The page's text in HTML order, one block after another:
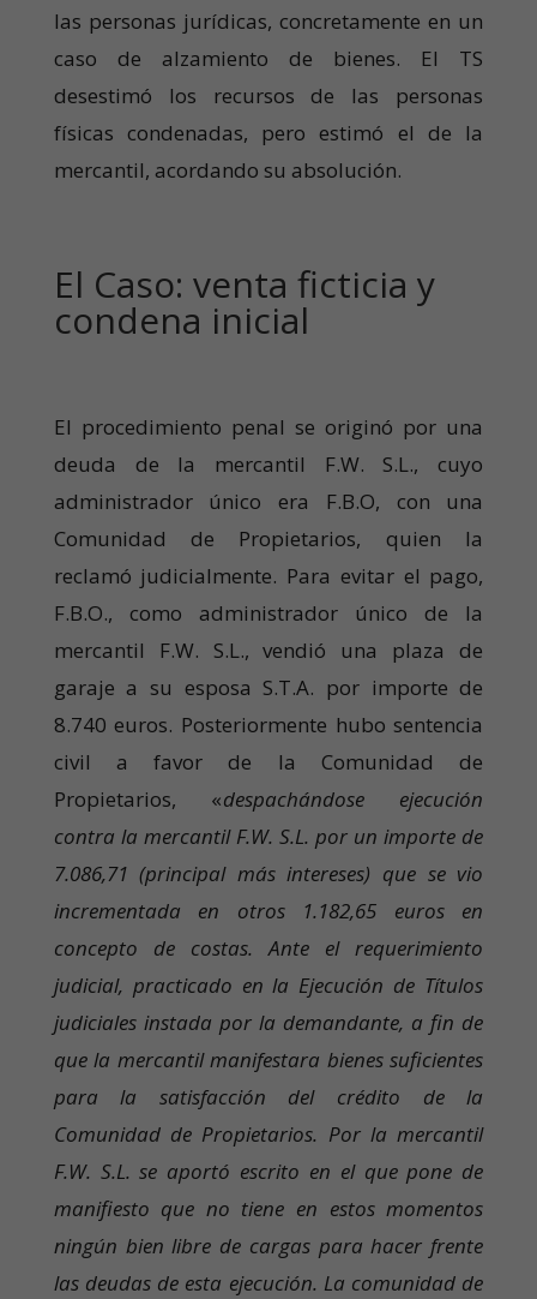
las personas jurídicas, concretamente en un
caso de alzamiento de bienes. El TS
desestimó los recursos de las personas
físicas condenadas, pero estimó el de la
mercantil, acordando su absolución.
El Caso: venta ficticia y
condena inicial
El procedimiento penal se originó por una
deuda de la mercantil F.W. S.L., cuyo
administrador único era F.B.O, con una
Comunidad de Propietarios, quien la
reclamó judicialmente. Para evitar el pago,
F.B.O., como administrador único de la
mercantil F.W. S.L., vendió una plaza de
garaje a su esposa S.T.A. por importe de
8.740 euros. Posteriormente hubo sentencia
civil a favor de la Comunidad de
Propietarios, «despachándose ejecución
contra la mercantil F.W. S.L. por un importe de
7.086,71 (principal más intereses) que se vio
incrementada en otros 1.182,65 euros en
concepto de costas. Ante el requerimiento
judicial, practicado en la Ejecución de Títulos
judiciales instada por la demandante, a fin de
que la mercantil manifestara bienes suficientes
para la satisfacción del crédito de la
Comunidad de Propietarios. Por la mercantil
F.W. S.L. se aportó escrito en el que pone de
manifiesto que no tiene en estos momentos
ningún bien libre de cargas para hacer frente
las deudas de esta ejecución. La comunidad de